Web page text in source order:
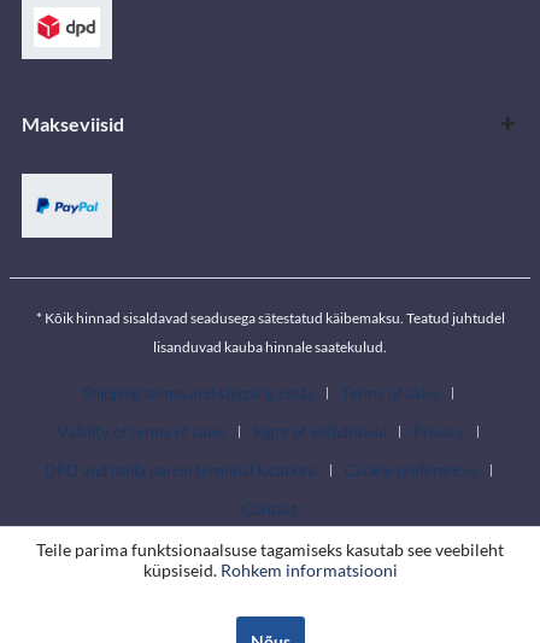
Makseviisid
* Kõik hinnad sisaldavad seadusega sätestatud käibemaksu. Teatud juhtudel
lisanduvad kauba hinnale saatekulud.
Shipping terms and shipping costs
Terms of sales
Validity of terms of sales
Right of withdrawal
Privacy
DPD and Itella parcel terminal locations
Cookie preferences
Contact
Teile parima funktsionaalsuse tagamiseks kasutab see veebileht
küpsiseid. Rohkem informatsiooni